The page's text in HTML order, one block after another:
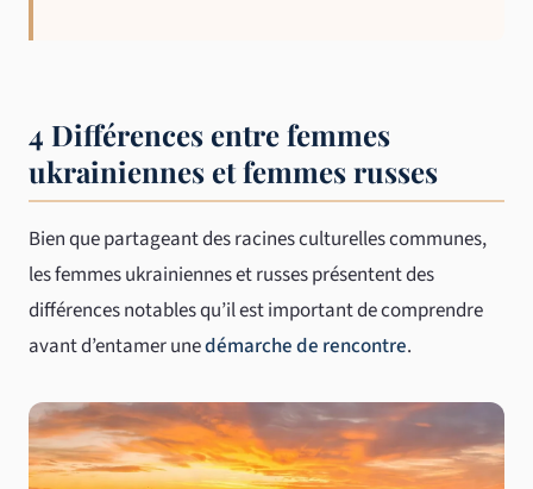
4 Différences entre femmes
ukrainiennes et femmes russes
Bien que partageant des racines culturelles communes,
les femmes ukrainiennes et russes présentent des
différences notables qu’il est important de comprendre
avant d’entamer unedémarche de rencontre.